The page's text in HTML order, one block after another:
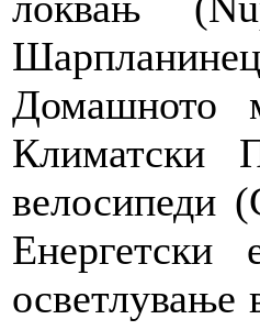
Домашното
Климатски
велосипеди
Енергетски
осветлување